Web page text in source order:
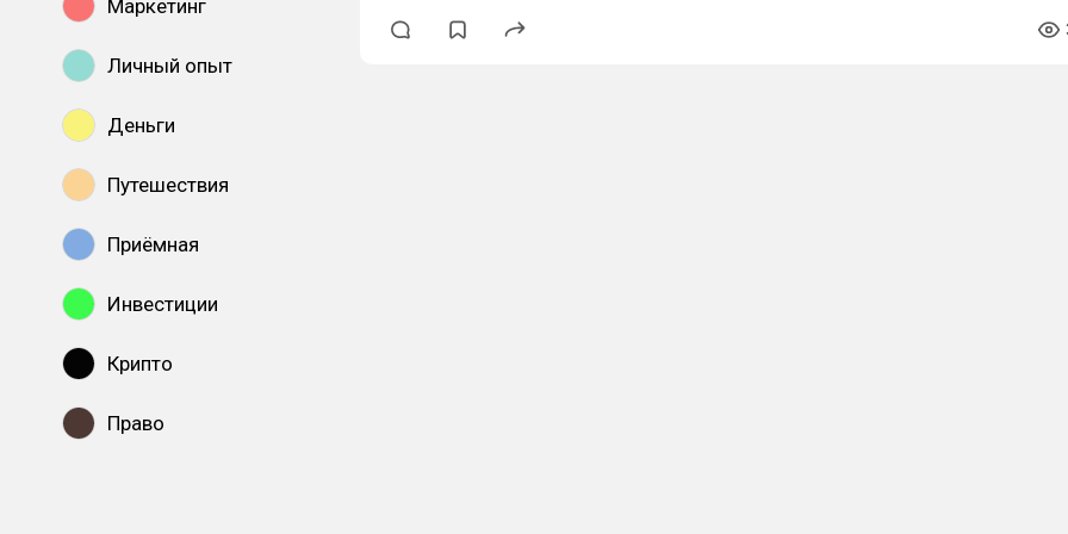
Маркетинг
Личный опыт
Деньги
Путешествия
Приёмная
Инвестиции
Крипто
Право